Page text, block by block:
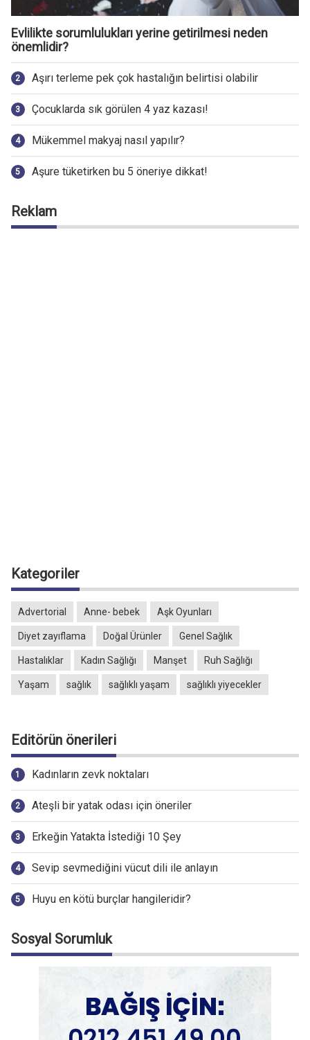
Evlilikte sorumlulukları yerine getirilmesi neden
önemlidir?
Aşırı terleme pek çok hastalığın belirtisi olabilir
Çocuklarda sık görülen 4 yaz kazası!
Mükemmel makyaj nasıl yapılır?
Aşure tüketirken bu 5 öneriye dikkat!
Reklam
Kategoriler
Advertorial Anne- bebek Aşk Oyunları
Diyet zayıflama Doğal Ürünler Genel Sağlık
Hastalıklar Kadın Sağlığı Manşet Ruh Sağlığı
Yaşam sağlık sağlıklı yaşam sağlıklı yiyecekler
Editörün önerileri
Kadınların zevk noktaları
Ateşli bir yatak odası için öneriler
Erkeğin Yatakta İstediği 10 Şey
Sevip sevmediğini vücut dili ile anlayın
Huyu en kötü burçlar hangileridir?
Sosyal Sorumluk